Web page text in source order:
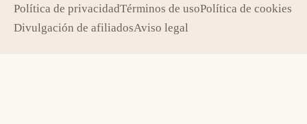
Política de privacidadTérminos de usoPolítica de cookies
Divulgación de afiliadosAviso legal